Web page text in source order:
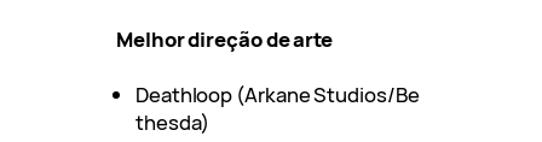
Melhor direção de arte
Deathloop (Arkane Studios/Be
thesda)